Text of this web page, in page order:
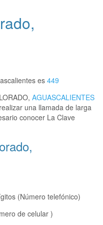
es 449
AGUASCALIENTES
una llamada de larga
conocer La Clave
(Número telefónico)
de celular )